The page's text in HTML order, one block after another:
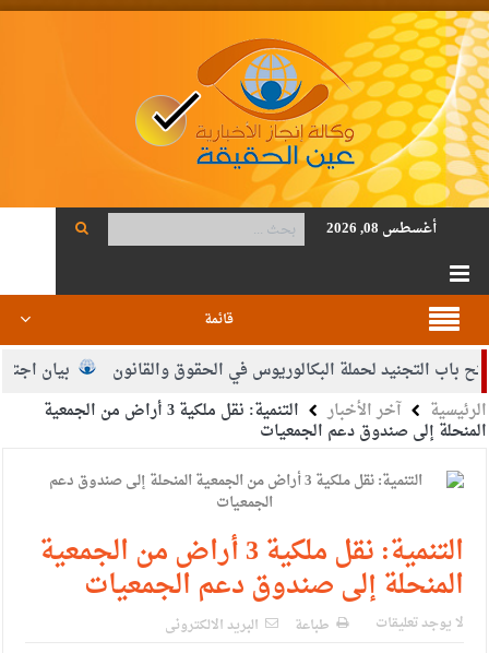
أغسطس 08, 2026
قائمة
التجنيد لحملة البكالوريوس في الحقوق والقانون
بيان اجتماع
مبارك ومزيدا من التوفيقالرئيسية آخر الأخبار التنمية: نقل ملكية 3 أراض من الجمعية
المنحلة إلى صندوق دعم الجمعيات
التنمية: نقل ملكية 3 أراض من الجمعية
المنحلة إلى صندوق دعم الجمعيات
لا يوجد تعليقات طباعة البريد الالكترونى